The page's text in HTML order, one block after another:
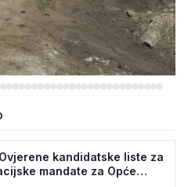
OSIGURALI
ULAGANJA
kandidatske liste za
mandate za Opće